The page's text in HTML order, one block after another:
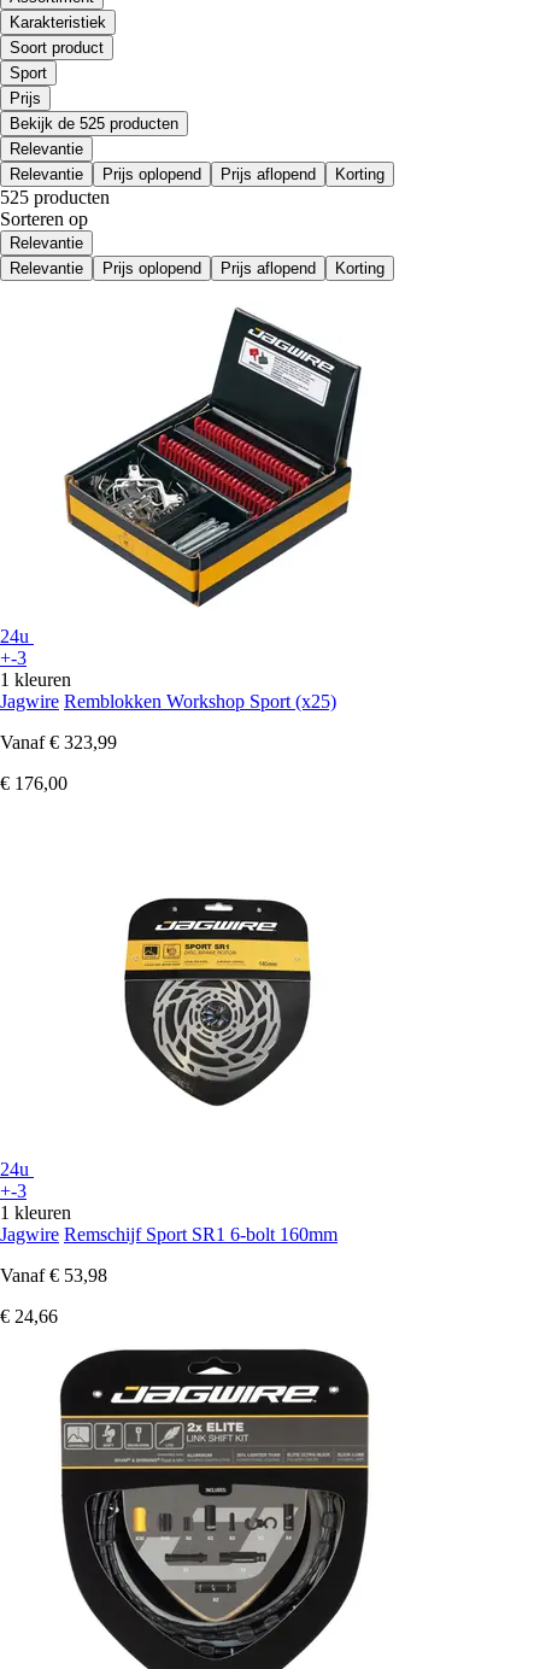
Karakteristiek
Soort product
Sport
Prijs
Bekijk de 525 producten
Relevantie
Relevantie
Prijs oplopend Prijs aflopend Korting
525 producten
Sorteren op
Relevantie
Relevantie
Prijs oplopend Prijs aflopend Korting
24u
+-3
1 kleuren
Jagwire Remblokken Workshop Sport (x25)
Vanaf € 323,99
€ 176,00
24u
+-3
1 kleuren
Jagwire Remschijf Sport SR1 6-bolt 160mm
Vanaf € 53,98
€ 24,66